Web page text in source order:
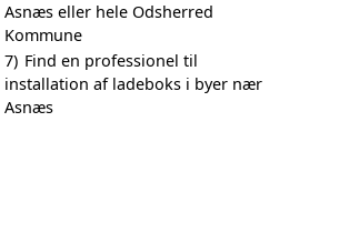
Asnæs eller hele Odsherred
Kommune
7) Find en professionel til
installation af ladeboks i byer nær
Asnæs